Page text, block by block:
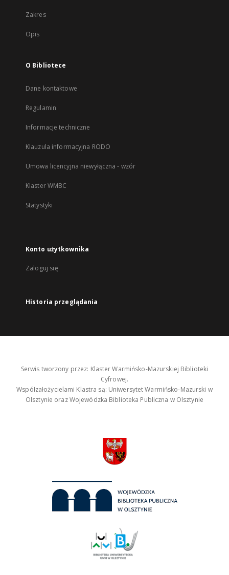
Zakres
Opis
O Bibliotece
Dane kontaktowe
Regulamin
Informacje techniczne
Klauzula informacyjna RODO
Umowa licencyjna niewyłączna - wzór
Klaster WMBC
Statystyki
Konto użytkownika
Zaloguj się
Historia przeglądania
Serwis tworzony przez: Klaster Warmińsko-Mazurskiej Biblioteki
Cyfrowej.
Współzałożycielami Klastra są: Uniwersytet Warmińsko-Mazurski w
Olsztynie oraz Wojewódzka Biblioteka Publiczna w Olsztynie